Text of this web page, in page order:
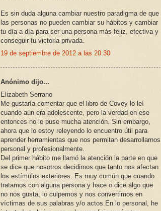
Es sin duda alguna cambiar nuestro paradigma de que
las personas no pueden cambiar su hábitos y cambiar
tu día a día para ser una persona más feliz, efectiva y
conseguir tu victoria privada.
19 de septiembre de 2012 a las 20:30
Anónimo dijo...
Elizabeth Serrano
Me gustaría comentar que el libro de Covey lo leí
cuando aún era adolescente, pero la verdad en ese
entonces no le puse mucha atención. Sin embargo,
ahora que lo estoy releyendo lo encuentro útil para
aprender herramientas que nos permitan desarrollarnos
personal y profesionalmente.
Del primer hábito me llamó la atención la parte en que
se dice que nosotros decidimos que tanto nos afectan
los estímulos exteriores. Es muy común que cuando
tratamos con alguna persona y hace o dice algo que
no nos gusta, lo culpemos y nos convertimos en
víctimas de sus palabras y/o actos.En lo personal, he